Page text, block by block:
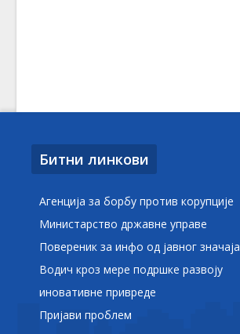
Битни линкови
Агенција за борбу против корупције
Министарство државне управе
Повереник за инфо од јавног значаја
Водич кроз мере подршке развоју
иновативне привреде
Пријави проблем